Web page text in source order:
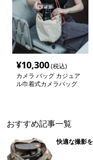
¥10,300(税込)
カメラ バッグ カジュア
ル巾着式カメラバッグ
おすすめ記事一覧
快適な撮影